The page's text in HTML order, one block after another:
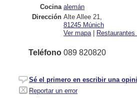
Cocina alemán
Dirección Alte Allee 21
81245 Múnich
Ver mapa | Restaurantes
Teléfono 089 820820
Sé el primero en escribir una
Reportar un error